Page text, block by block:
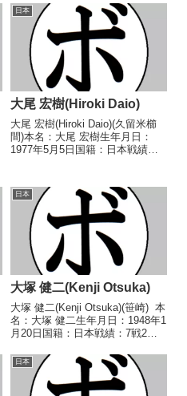
日本
大尾 宏樹(Hiroki Daio)
大尾 宏樹(Hiroki Daio)(久留米櫛
間)本名：大尾 宏樹生年月日：
1977年5月5日国籍：日本戦績：
パーライト級新人王【戦歴】
1998/08/30 ●1RKO...
日本
大塚 健二(Kenji Otsuka)
大塚 健二(Kenji Otsuka)(笹崎) 本
名：大塚 健二生年月日：1948年1
月20日国籍：日本戦績：7戦2勝
し 【戦歴】1966/01/16
○1RKO 渡辺 春蔵(鈴
木)1966/03/0...
日本